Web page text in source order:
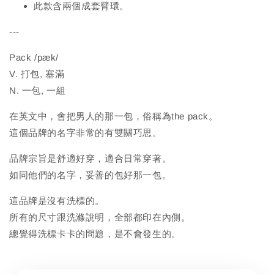
此款含兩個成套臂環。
---
Pack /pæk/
V. 打包, 塞滿
N. 一包, 一組
在英文中，會把男人的那一包，俗稱為the pack。
這個品牌的名字非常的有雙關巧思。
品牌宗旨是舒適好穿，適合日常穿著。
如同他們的名字，妥善的包好那一包。
這品牌是沒有洗標的。
所有的尺寸跟洗滌說明，全部都印在內側。
總覺得洗標卡卡的問題，是不會發生的。